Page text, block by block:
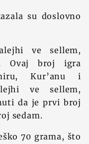
su doslovno
ve sellem,
Ovaj broj igra
Kur’anu i
ve sellem,
da je prvi broj
sedam.
70 grama, što